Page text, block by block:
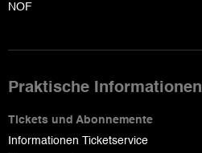
NOF
Praktische Informationen
Tickets und Abonnemente
Informationen Ticketservice